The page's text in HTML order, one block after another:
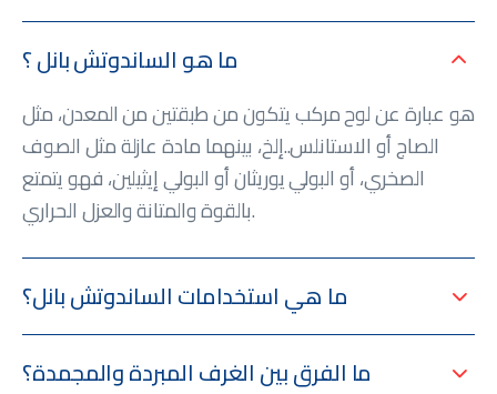
ما هو الساندوتش بانل ؟
هو عبارة عن لوح مركب يتكون من طبقتين من المعدن، مثل
الصاج أو الاستانلس..إلخ، بينهما مادة عازلة مثل الصوف
الصخري، أو البولي يوريثان أو البولي إيثيلين، فهو يتمتع
بالقوة والمتانة والعزل الحراري.
ما هي استخدامات الساندوتش بانل؟
ما الفرق بين الغرف المبردة والمجمدة؟